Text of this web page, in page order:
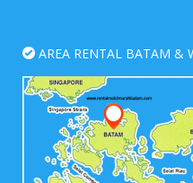
AREA RENTAL BATAM &